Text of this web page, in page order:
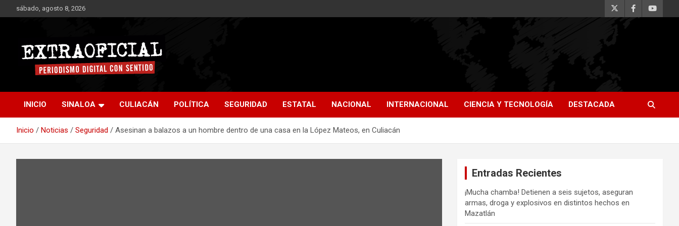
al
sábado, agosto 8, 2026
Extraoficial
INICIO SINALOA CULIACÁN POLÍTICA SEGURIDAD ESTATAL NACIONAL INTERNACIONAL CIENCIA Y TECNOLOGÍA DESTACADA
Inicio Noticias Seguridad Asesinan a balazos a un hombre dentro de una casa en la López Mateos, en Culiacán
Entradas Recientes
¡Mucha chamba! Detienen a seis sujetos, aseguran
armas, droga y explosivos en distintos hechos en
Mazatlán